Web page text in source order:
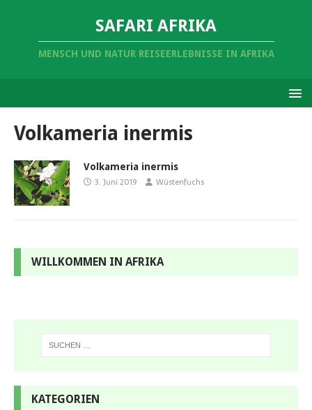
SAFARI AFRIKA
MENSCH UND NATUR REISEERLEBNISSE IN AFRIKA
Volkameria inermis
Volkameria inermis
3. Juni 2019 Wüstenfuchs
WILLKOMMEN IN AFRIKA
KATEGORIEN